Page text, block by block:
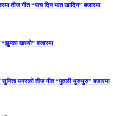
तीज गीत “पाच दिन भात खादिन” बजारमा
खस्यो” बजारमा
मगरको तीज गीत “पुतली भुरुभुरु” बजारमा